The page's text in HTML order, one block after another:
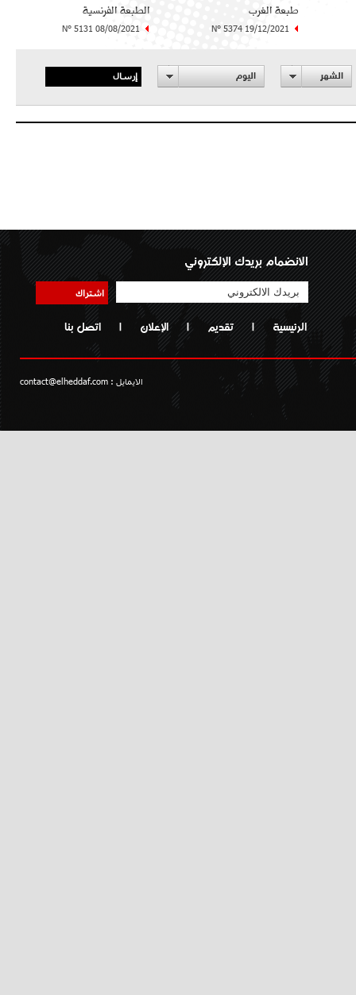
طبعة الغرب
N° 5374 19/12/2021
الطبعة الفرنسية
N° 5131 08/08/2021
الشهر اليوم إرسال
الانضمام بريدك الإلكتروني
اشتراك
الرئيسية | تقديم | الإعلان | اتصل بنا
الايمايل : contact@elheddaf.com